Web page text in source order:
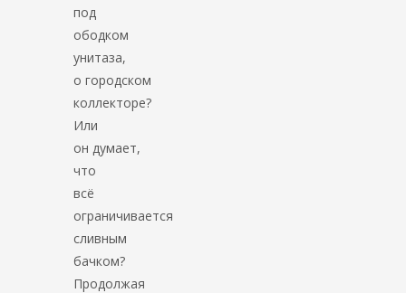
под
ободком
унитаза,
о городском
коллекторе?
Или
он думает,
что
всё
ограничивается
сливным
бачком?
Продолжая